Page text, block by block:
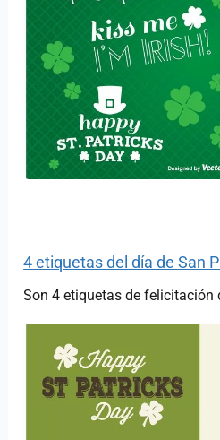
4 etiquetas del día de San
Son 4 etiquetas de felicitación